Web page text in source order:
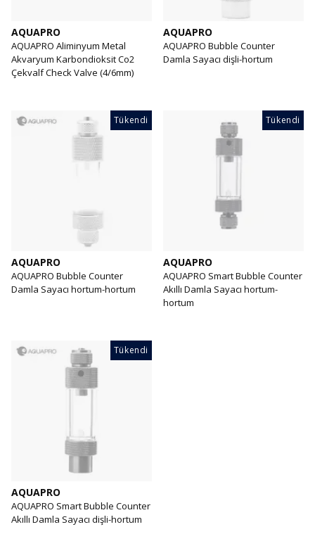
AQUAPRO
AQUAPRO Aliminyum Metal
Akvaryum Karbondioksit Co2
Çekvalf Check Valve (4/6mm)
AQUAPRO
AQUAPRO Bubble Counter
Damla Sayacı dişli-hortum
Tükendi
AQUAPRO
AQUAPRO Bubble Counter
Damla Sayacı hortum-hortum
Tükendi
AQUAPRO
AQUAPRO Smart Bubble Counter
Akıllı Damla Sayacı hortum-
hortum
Tükendi
AQUAPRO
AQUAPRO Smart Bubble Counter
Akıllı Damla Sayacı dişli-hortum